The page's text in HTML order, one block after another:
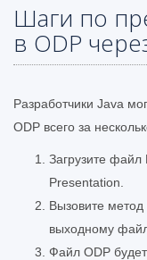
Шаги по
в ODP
Разработчики Java
ODP всего за
Загрузите файл
Presentation.
Вызовите метод
выходному
Файл ODP